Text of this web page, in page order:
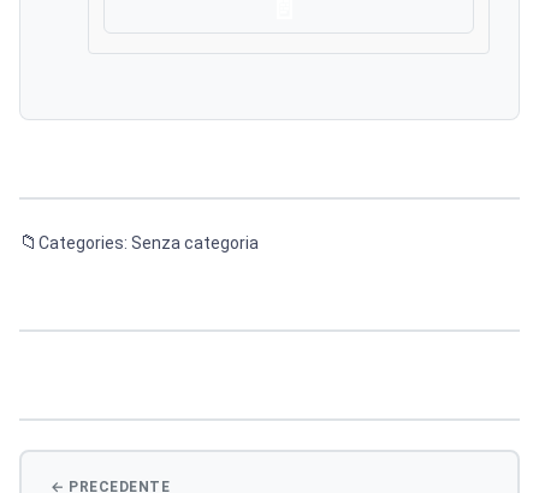
Categories: Senza categoria